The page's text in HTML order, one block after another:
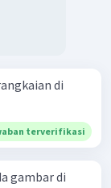
di
terverifikasi
gambar di